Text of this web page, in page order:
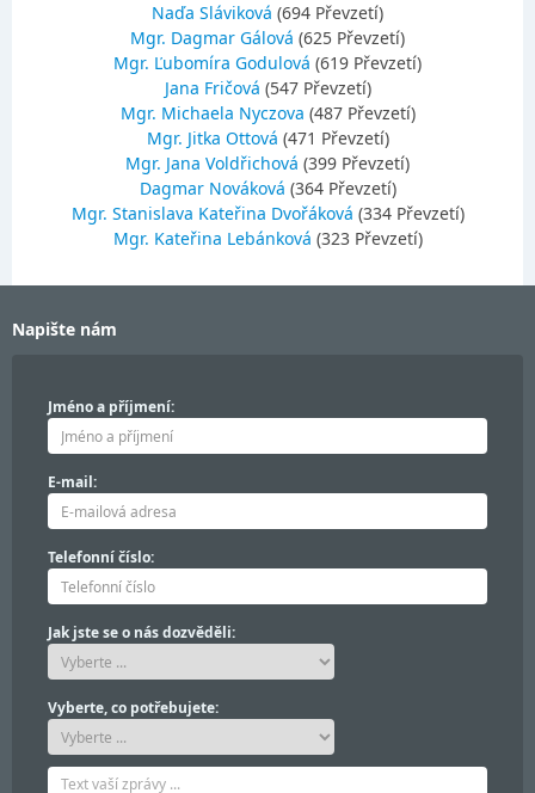
Naďa Sláviková (694 Převzetí)
Mgr. Dagmar Gálová (625 Převzetí)
Mgr. Ľubomíra Godulová (619 Převzetí)
Jana Fričová (547 Převzetí)
Mgr. Michaela Nyczova (487 Převzetí)
Mgr. Jitka Ottová (471 Převzetí)
Mgr. Jana Voldřichová (399 Převzetí)
Dagmar Nováková (364 Převzetí)
Mgr. Stanislava Kateřina Dvořáková (334 Převzetí)
Mgr. Kateřina Lebánková (323 Převzetí)
Napište nám
Jméno a příjmení:
E-mail:
Telefonní číslo:
Jak jste se o nás dozvěděli:
Vyberte, co potřebujete: